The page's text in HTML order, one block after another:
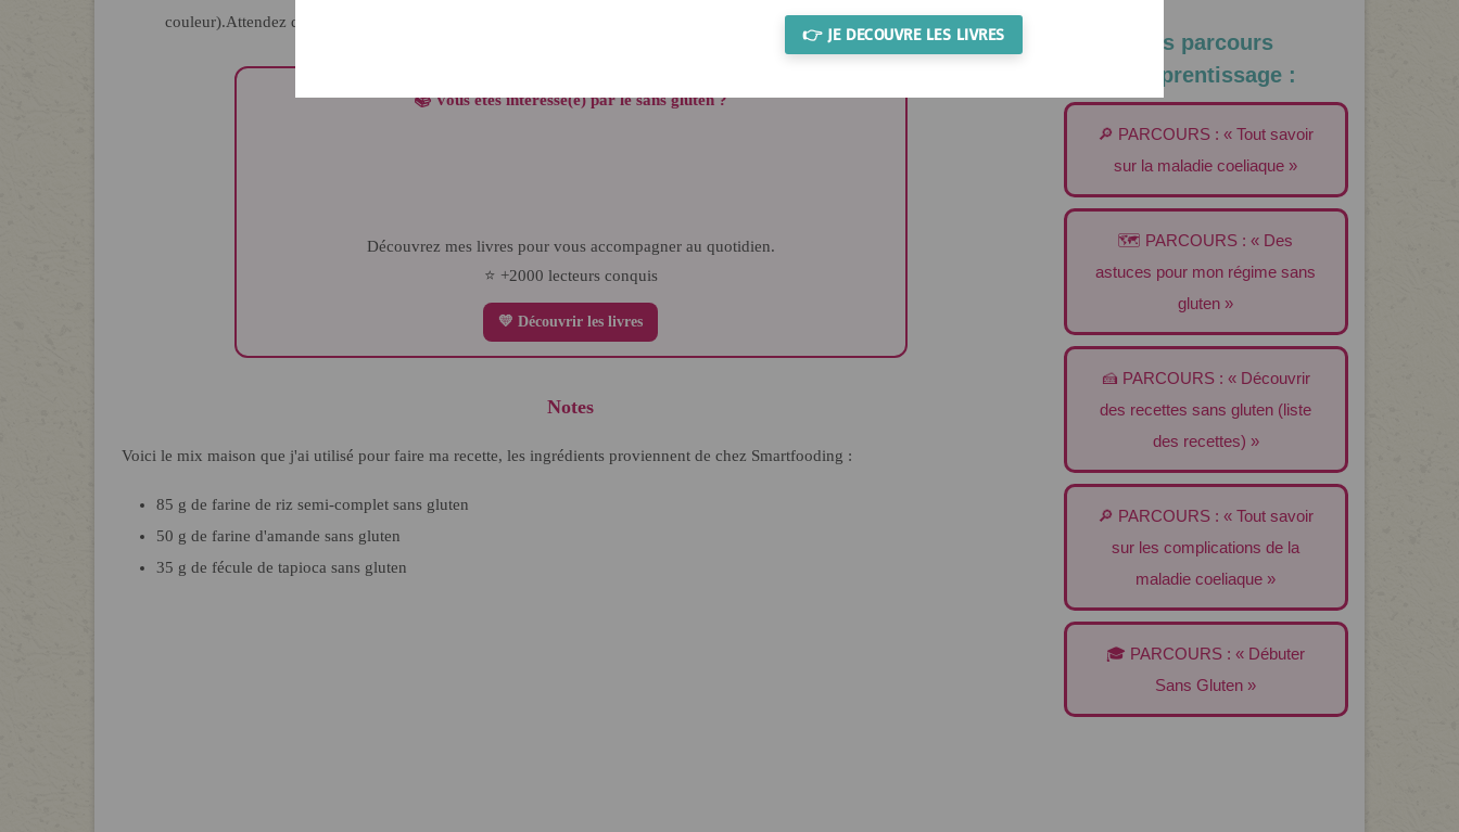
couleur).Attendez qu'ils refroidissent pour les décrocher de la plaque.
📚 Vous êtes intéressé(e) par le sans gluten ?
Découvrez mes livres pour vous accompagner au quotidien.
⭐ +2000 lecteurs conquis
💛 Découvrir les livres
Notes
Voici le mix maison que j'ai utilisé pour faire ma recette, les ingrédients proviennent de chez Smartfooding :
85 g de farine de riz semi-complet sans gluten
50 g de farine d'amande sans gluten
35 g de fécule de tapioca sans gluten
Les parcours
d’apprentissage :
🔎 PARCOURS : « Tout savoir
sur la maladie coeliaque »
🗺️ PARCOURS : « Des
astuces pour mon régime sans
gluten »
🍰 PARCOURS : « Découvrir
des recettes sans gluten (liste
des recettes) »
🔎 PARCOURS : « Tout savoir
sur les complications de la
maladie coeliaque »
🎓 PARCOURS : « Débuter
Sans Gluten »
👉 JE DECOUVRE LES LIVRES